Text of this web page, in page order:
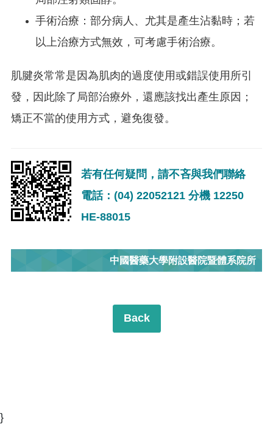
手術治療：部分病人、尤其是產生沾黏時；若
以上治療方式無效，可考慮手術治療。
肌腱炎常常是因為肌肉的過度使用或錯誤使用所引
發，因此除了局部治療外，還應該找出產生原因；
矯正不當的使用方式，避免復發。
若有任何疑問，請不吝與我們聯絡
電話：(04) 22052121 分機 12250
HE-88015
中國醫藥大學附設醫院暨體系院所
Back
}